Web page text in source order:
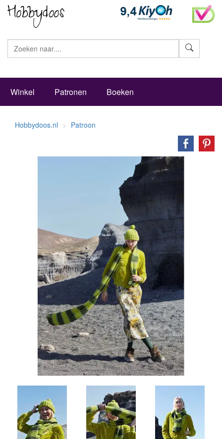
Winkel Patronen Boeken
Hobbydoos.nl Patroon